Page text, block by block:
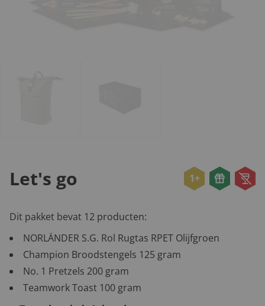
Let's go 1+
Dit pakket bevat 12 producten:
NORLÄNDER S.G. Rol Rugtas RPET Olijfgroen
Champion Broodstengels 125 gram
No. 1 Pretzels 200 gram
Teamwork Toast 100 gram